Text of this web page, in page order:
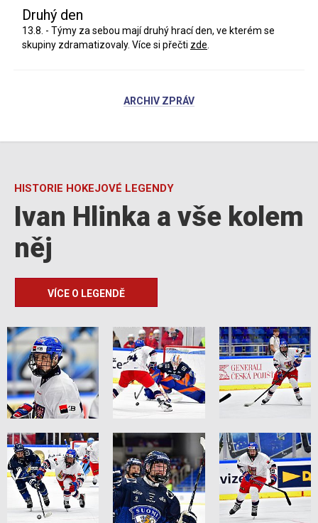
Druhý den
13.8. - Týmy za sebou mají druhý hrací den, ve kterém se
skupiny zdramatizovaly. Více si přečti zde
ARCHIV ZPRÁV
HISTORIE HOKEJOVÉ LEGENDY
Ivan Hlinka a vše kolem
něj
VÍCE O LEGENDĚ